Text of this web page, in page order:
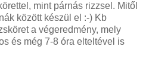
mint párnás rizzsel. Mitől
között készül el :-) Kb
a végeredmény, mely
és még 7-8 óra elteltével is